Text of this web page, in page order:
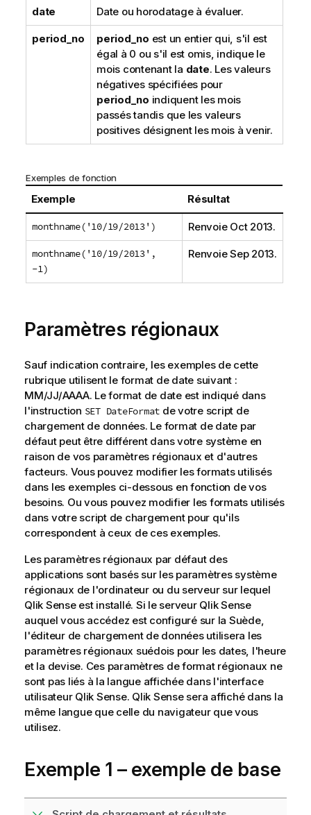
date Date ou horodatage à évaluer.
period_no period_no est un entier qui, s'il est
égal à 0 ou s'il est omis, indique le
mois contenant la date. Les valeurs
négatives spécifiées pour
period_no indiquent les mois
passés tandis que les valeurs
positives désignent les mois à venir.
Exemples de fonction
Exemple Résultat
monthname('10/19/2013') Renvoie Oct 2013.
monthname('10/19/2013',
-1)
RenvoieSep 2013.
Paramètres régionaux
Sauf indication contraire, les exemples de cette
rubrique utilisent le format de date suivant :
MM/JJ/AAAA. Le format de date est indiqué dans
l'instruction SET DateFormat de votre script de
chargement de données. Le format de date par
défaut peut être différent dans votre système en
raison de vos paramètres régionaux et d'autres
facteurs. Vous pouvez modifier les formats utilisés
dans les exemples ci-dessous en fonction de vos
besoins. Ou vous pouvez modifier les formats utilisés
dans votre script de chargement pour qu'ils
correspondent à ceux de ces exemples.
Les paramètres régionaux par défaut des
applications sont basés sur les paramètres système
régionaux de l'ordinateur ou du serveur sur lequel
Qlik Senseest installé. Si le serveur Qlik Sense
auquel vous accédez est configuré sur la Suède,
l'éditeur de chargement de données utilisera les
paramètres régionaux suédois pour les dates, l'heure
et la devise. Ces paramètres de format régionaux ne
sont pas liés à la langue affichée dans l'interface
utilisateur Qlik Sense. Qlik Sensesera affiché dans la
même langue que celle du navigateur que vous
utilisez.
Exemple 1 – exemple de base